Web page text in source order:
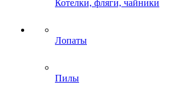
Котелки, фляги, чайники
Лопаты
Пилы